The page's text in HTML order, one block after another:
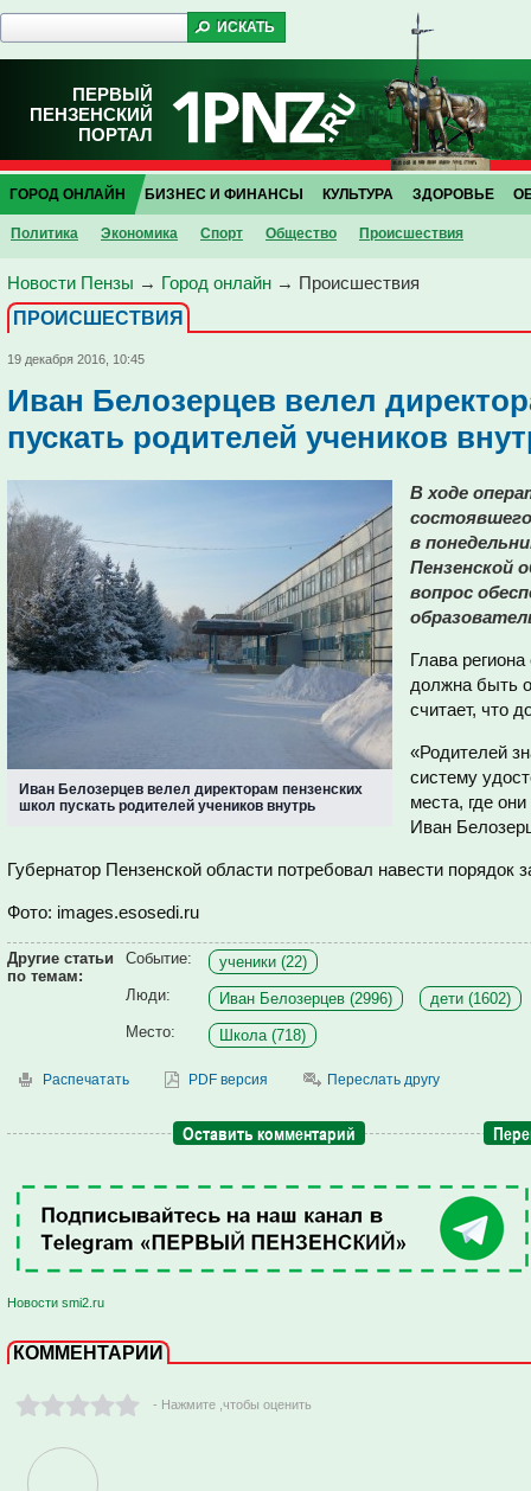
ПЕРВЫЙ
ПЕНЗЕНСКИЙ
ПОРТАЛ
ГОРОД ОНЛАЙН
Политика Экономика Спорт Общество Проиcшествия
БИЗНЕС И ФИНАНСЫ КУЛЬТУРА ЗДОРОВЬЕ
Новости Пензы → Город онлайн → Проиcшествия
ПРОИCШЕСТВИЯ
19 декабря 2016, 10:45
Иван Белозерцев велел
пускать родителей учеников
Иван Белозерцев велел директорам пензенских
школ пускать родителей учеников внутрь
В ходе
в
Пензенской
вопрос
Глава
должна быть
считает, что
«Родителей
систему
места, где
Иван
Губернатор Пензенской области потребовал навести порядок
Фото: images.esosedi.ru
Другие статьи
по темам:
Событие:
ученики (22)
Люди:
Иван Белозерцев (2996)
дети (1602)
Место:
Школа (718)
Распечатать PDF версия Переслать другу
Оставить комментарий
Новости smi2.ru
КОММЕНТАРИИ
- Нажмите ,чтобы оценить